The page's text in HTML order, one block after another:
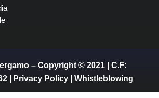
– Copyright © 2021 | C.F:
|
Privacy Policy| Whistleblowing